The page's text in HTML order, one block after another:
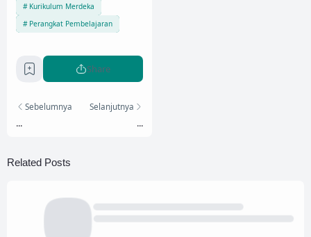
Kurikulum Merdeka
Perangkat Pembelajaran
Share
Sebelumnya
...
Selanjutnya
...
Related Posts